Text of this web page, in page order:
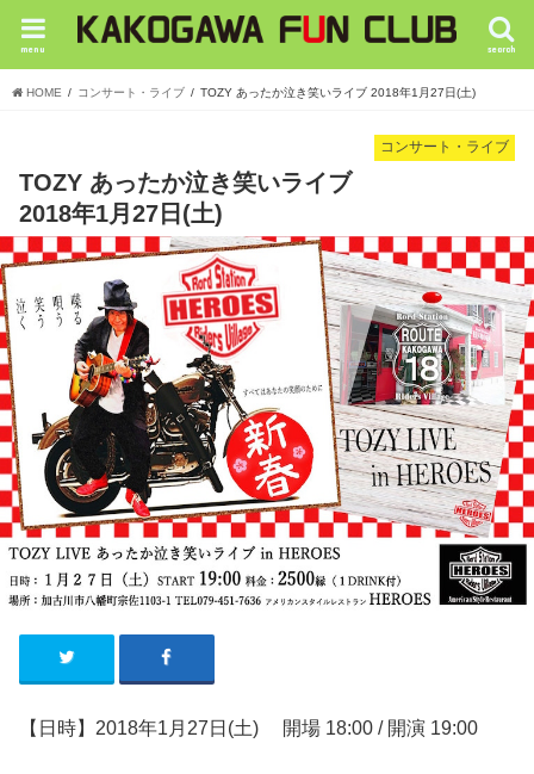
search
menu
HOME コンサート・ライブ TOZY あったか泣き笑いライブ 2018年1月27日(土)
コンサート・ライブ
TOZY あったか泣き笑いライブ
2018年1月27日(土)
【日時】2018年1 月27日(土) 開場 18:00 / 開演 19:00